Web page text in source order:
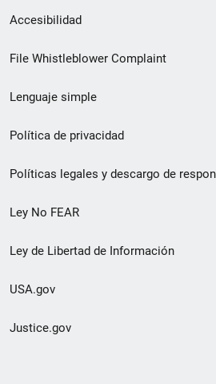
Menú
de
de
pie
de
página
Accesibilidad
File Whistleblower Complaint
Lenguaje simple
Política de privacidad
Políticas legales y descargo de
Ley No FEAR
Ley de Libertad de Información
USA.gov
Justice.gov